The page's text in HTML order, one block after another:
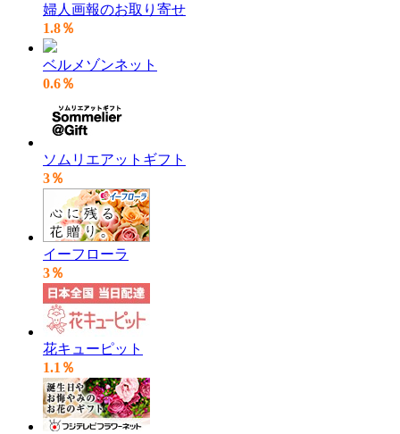
婦人画報のお取り寄せ
1.8％
ベルメゾンネット
0.6％
ソムリエアットギフト
3％
イーフローラ
3％
花キューピット
1.1％